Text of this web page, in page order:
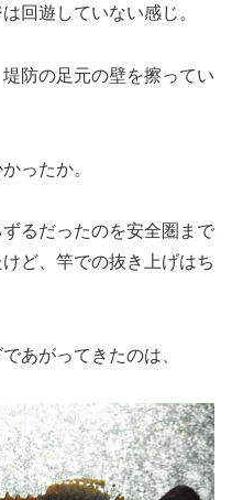
回遊していない感じ。
防の足元の壁を擦ってい
ったか。
るだったのを安全圏まで
ど、竿での抜き上げはち
あがってきたのは、